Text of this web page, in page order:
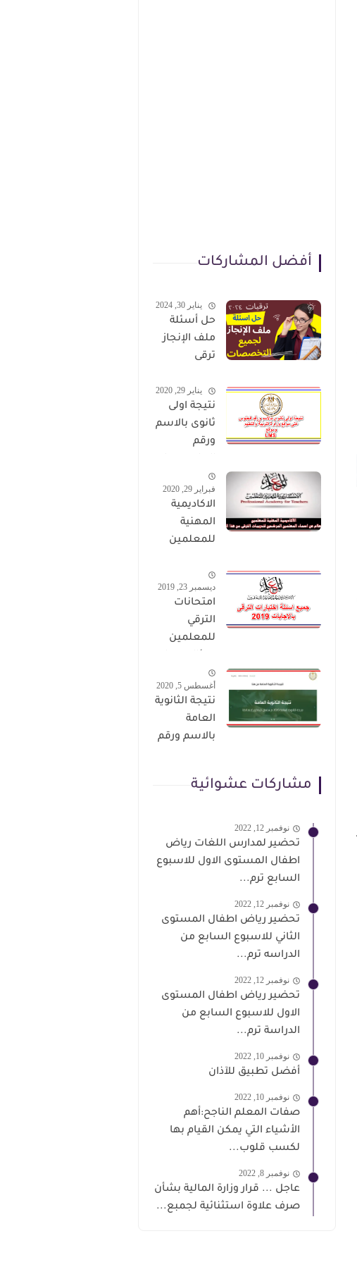
أفضل المشاركات
يناير 30, 2024
حل أسئلة
ملف الإنجاز
ترقى
2024 صالح
لجميع
التخصصات
يناير 29, 2020
نتيجة اولى
ثانوى بالاسم
ورقم
موقع وزارة
التربية
والتعليم
وموقع LMS
فبراير 29, 2020
الاكاديمية
المهنية
للمعلمين
عن اسماء
المعلمين
لتدريبات
ديسمبر 23, 2019
امتحانات
الترقي
للمعلمين
حمل من هنا
أغسطس 5, 2020
نتيجة الثانوية
العامة
بالاسم ورقم
مشاركات عشوائية
نوفمبر 12, 2022
تحضير لمدارس اللغات رياض
اطفال المستوى الاول للاسبوع
السابع ترم...
نوفمبر 12, 2022
تحضير رياض اطفال المستوى
الثاني للاسبوع السابع من
الدراسه ترم...
نوفمبر 12, 2022
تحضير رياض اطفال المستوى
الاول للاسبوع السابع من
الدراسة ترم...
نوفمبر 10, 2022
أفضل تطبيق للآذان
نوفمبر 10, 2022
صفات المعلم الناجح:أهم
الأشياء التي يمكن القيام بها
لكسب قلوب...
نوفمبر 8, 2022
عاجل ... قرار وزارة المالية بشأن
صرف علاوة استثنائية لجمبع...